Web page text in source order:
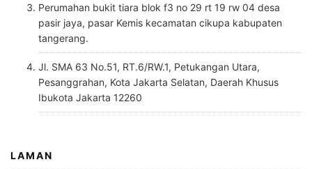
Perumahan bukit tiara blok f3 no 29 rt 19 rw 04 desa
pasir jaya, pasar Kemis kecamatan cikupa kabupaten
tangerang.
Jl. SMA 63 No.51, RT.6/RW.1, Petukangan Utara,
Pesanggrahan, Kota Jakarta Selatan, Daerah Khusus
Ibukota Jakarta 12260
LAMAN